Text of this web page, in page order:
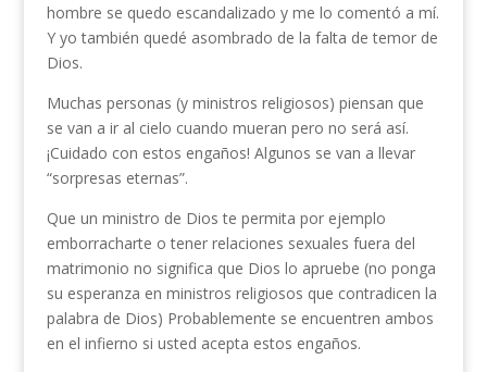
hombre se quedo escandalizado y me lo comentó a mí.
Y yo también quedé asombrado de la falta de temor de
Dios.
Muchas personas (y ministros religiosos) piensan que
se van a ir al cielo cuando mueran pero no será así.
¡Cuidado con estos engaños! Algunos se van a llevar
“sorpresas eternas”.
Que un ministro de Dios te permita por ejemplo
emborracharte o tener relaciones sexuales fuera del
matrimonio no significa que Dios lo apruebe (no ponga
su esperanza en ministros religiosos que contradicen la
palabra de Dios) Probablemente se encuentren ambos
en el infierno si usted acepta estos engaños.